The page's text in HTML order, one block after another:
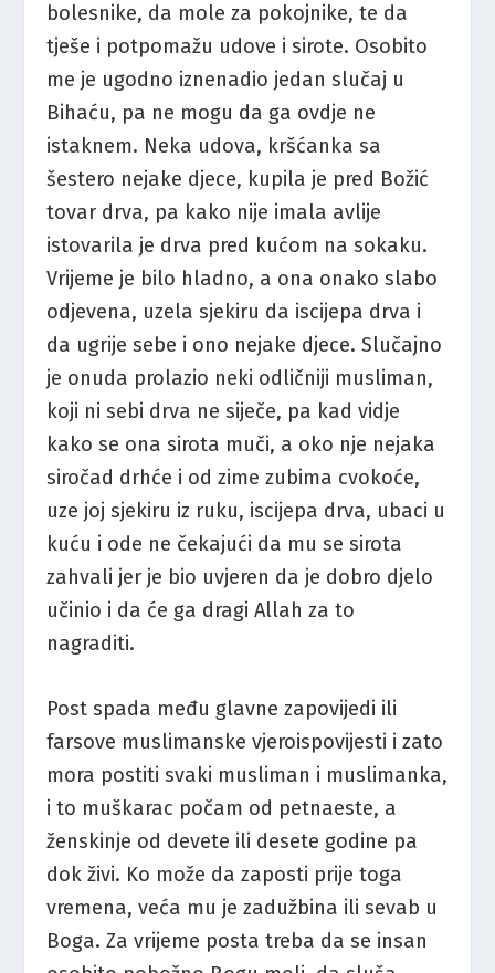
bolesnike, da mole za pokojnike, te da
tješe i potpomažu udove i sirote. Osobito
me je ugodno iznenadio jedan slučaj u
Bihaću, pa ne mogu da ga ovdje ne
istaknem. Neka udova, kršćanka sa
šestero nejake djece, kupila je pred Božić
tovar drva, pa kako nije imala avlije
istovarila je drva pred kućom na sokaku.
Vrijeme je bilo hladno, a ona onako slabo
odjevena, uzela sjekiru da iscijepa drva i
da ugrije sebe i ono nejake djece. Slučajno
je onuda prolazio neki odličniji musliman,
koji ni sebi drva ne siječe, pa kad vidje
kako se ona sirota muči, a oko nje nejaka
siročad drhće i od zime zubima cvokoće,
uze joj sjekiru iz ruku, iscijepa drva, ubaci u
kuću i ode ne čekajući da mu se sirota
zahvali jer je bio uvjeren da je dobro djelo
učinio i da će ga dragi Allah za to
nagraditi.
Post spada među glavne zapovijedi ili
farsove muslimanske vjeroispovijesti i zato
mora postiti svaki musliman i muslimanka,
i to muškarac počam od petnaeste, a
ženskinje od devete ili desete godine pa
dok živi. Ko može da zaposti prije toga
vremena, veća mu je zadužbina ili sevab u
Boga. Za vrijeme posta treba da se insan